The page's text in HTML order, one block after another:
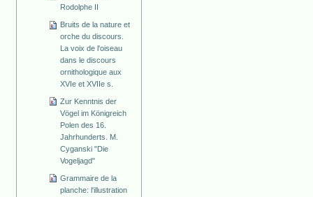
Rodolphe II
Bruits de la nature et
orche du discours.
La voix de l'oiseau
dans le discours
ornithologique aux
XVIe et XVIIe s.
Zur Kenntnis der
Vögel im Königreich
Polen des 16.
Jahrhunderts. M.
Cyganski "Die
Vogeljagd"
Grammaire de la
planche: l'illustration